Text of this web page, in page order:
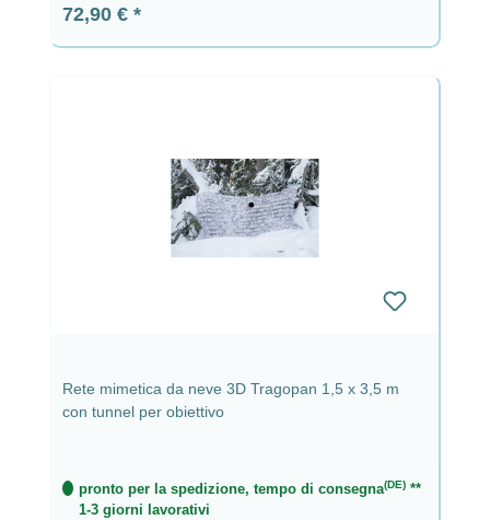
Prezzo normale:
72,90 €
Rete mimetica da neve 3D Tragopan 1,5 x 3,5 m
con tunnel per obiettivo
pronto per la spedizione, tempo di consegna(DE) **
1-3 giorni lavorativi